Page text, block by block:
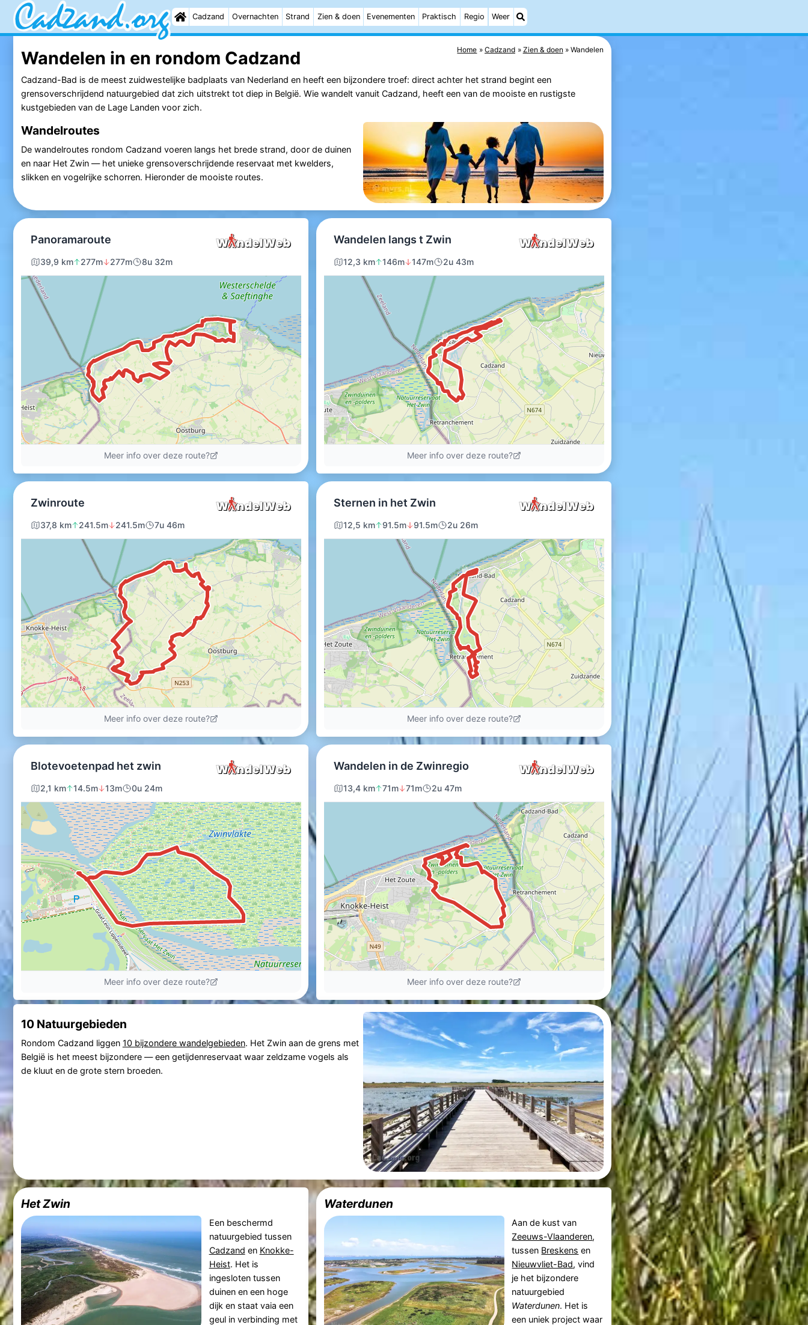
Cadzand Overnachten Strand Zien & doen Evenementen Praktisch Regio Weer
Home Cadzand Zien & doen Wandelen
Wandelen in en rondom Cadzand
Cadzand-Bad is de meest zuidwestelijke badplaats van Nederland en heeft een bijzondere troef: direct achter het strand begint een
grensoverschrijdend natuurgebied dat zich uitstrekt tot diep in België. Wie wandelt vanuit Cadzand, heeft een van de mooiste en rustigste
kustgebieden van de Lage Landen voor zich.
Wandelroutes
De wandelroutes rondom Cadzand voeren langs het brede strand, door de duinen
en naar Het Zwin — het unieke grensoverschrijdende reservaat met kwelders,
slikken en vogelrijke schorren. Hieronder de mooiste routes.
10 Natuurgebieden
Rondom Cadzand liggen 10 bijzondere wandelgebieden. Het Zwin aan de grens met
België is het meest bijzondere — een getijdenreservaat waar zeldzame vogels als
de kluut en de grote stern broeden.
Het Zwin
Een beschermd
natuurgebied tussen
Cadzand en Knokke-
Heist. Het is
ingesloten tussen
duinen en een hoge
dijk en staat vaia een
geul in verbinding met
Waterdunen
Aan de kust van
Zeeuws-Vlaanderen,
tussen Breskens en
Nieuwvliet-Bad, vind
je het bijzondere
natuurgebied
Waterdunen. Het is
een uniek project waar